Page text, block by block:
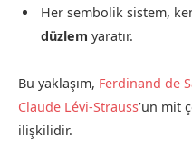
Her sembolik sistem,
düzlem yaratır.
Bu yaklaşım, Ferdinand de
Claude Lévi-Strauss’un mit
ilişkilidir.